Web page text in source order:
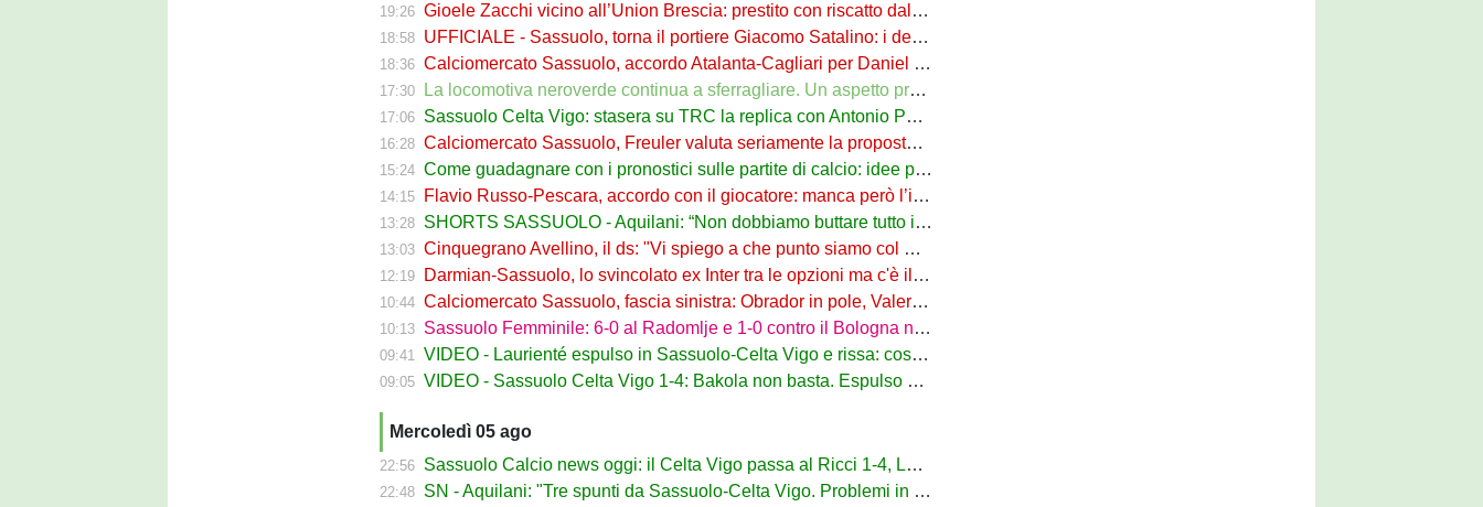
19:26 Gioele Zacchi vicino all’Union Brescia: prestito con riscatto dal Sassuolo
18:58 UFFICIALE - Sassuolo, torna il portiere Giacomo Satalino: i dettagli
18:36 Calciomercato Sassuolo, accordo Atalanta-Cagliari per Daniel Maldini: i dettagli
17:30 La locomotiva neroverde continua a sferragliare. Un aspetto preoccupa Aquilani dopo il Celta
17:06 Sassuolo Celta Vigo: stasera su TRC la replica con Antonio Parrotto seconda voce nel 2° tempo
16:28 Calciomercato Sassuolo, Freuler valuta seriamente la proposta neroverde
15:24 Come guadagnare con i pronostici sulle partite di calcio: idee per gli appassionati di sport
14:15 Flavio Russo-Pescara, accordo con il giocatore: manca però l’intesa con il Sassuolo
13:28 SHORTS SASSUOLO - Aquilani: “Non dobbiamo buttare tutto in vacca”
13:03 Cinquegrano Avellino, il ds: "Vi spiego a che punto siamo col Sassuolo"
12:19 Darmian-Sassuolo, lo svincolato ex Inter tra le opzioni ma c'è il solito Cagliari
10:44 Calciomercato Sassuolo, fascia sinistra: Obrador in pole, Valeri l’alternativa
10:13 Sassuolo Femminile: 6-0 al Radomlje e 1-0 contro il Bologna nelle prime amichevoli
09:41 VIDEO - Laurienté espulso in Sassuolo-Celta Vigo e rissa: cosa è successo
09:05 VIDEO - Sassuolo Celta Vigo 1-4: Bakola non basta. Espulso Laurienté
Mercoledì 05 ago
22:56 Sassuolo Calcio news oggi: il Celta Vigo passa al Ricci 1-4, Laurienté espulso
22:48 SN - Aquilani: "Tre spunti da Sassuolo-Celta Vigo. Problemi in difesa, lì non sto allenando"